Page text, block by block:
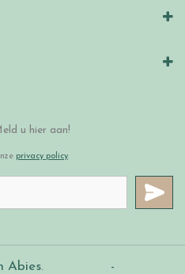
u hier aan!
privacy policy.
Abies.
-